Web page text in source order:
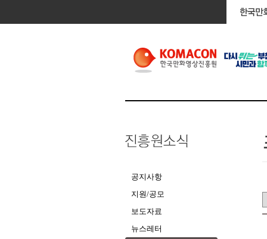
공지사항
지원/공모
보도자료
뉴스레터